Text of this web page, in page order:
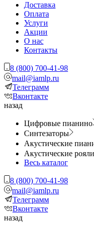
Доставка
Оплата
Услуги
Акции
О нас
Контакты
8 (800) 700-41-98
mail@iamlp.ru
Телеграмм
Вконтакте
назад
Цифровые пианино
Синтезаторы
Акустические
Акустические рояли
Весь каталог
8 (800) 700-41-98
mail@iamlp.ru
Телеграмм
Вконтакте
назад